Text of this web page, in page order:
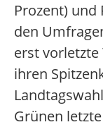
Prozent) und
den
erst
ihren
Grünen